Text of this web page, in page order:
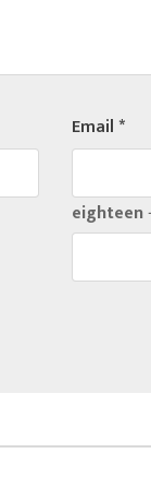
Email*
eighteen